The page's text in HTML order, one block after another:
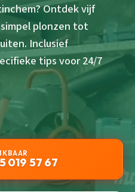
Ontdek vijf
plonzen tot
Inclusief
tips voor 24/7
019 57 67